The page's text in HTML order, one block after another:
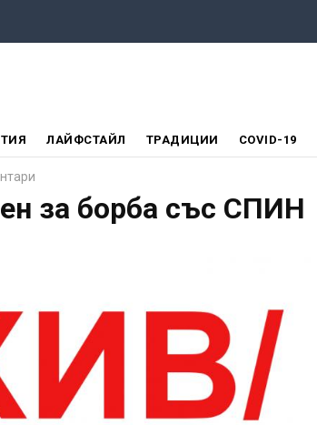
ЛАЙФСТАЙЛ ТРАДИЦИИ COVID-19
за борба със СПИН